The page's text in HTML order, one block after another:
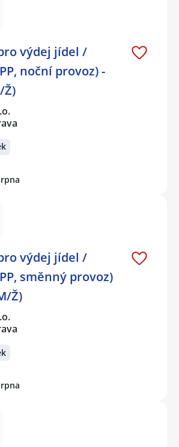
výdej jídel /
noční provoz) -
Ž)
výdej jídel /
směnný provoz)
Ž)